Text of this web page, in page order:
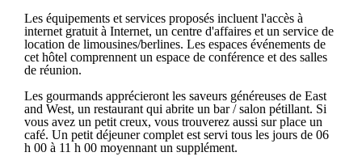
Les équipements et services proposés incluent l'accès à
internet gratuit à Internet, un centre d'affaires et un service de
location de limousines/berlines. Les espaces événements de
cet hôtel comprennent un espace de conférence et des salles
de réunion.
Les gourmands apprécieront les saveurs généreuses de East
and West, un restaurant qui abrite un bar / salon pétillant. Si
vous avez un petit creux, vous trouverez aussi sur place un
café. Un petit déjeuner complet est servi tous les jours de 06
h 00 à 11 h 00 moyennant un supplément.